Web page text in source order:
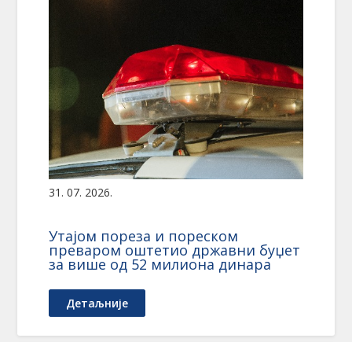
31. 07. 2026.
Утајом пореза и пореском
преваром оштетио државни буџет
за више од 52 милиона динара
Детаљније